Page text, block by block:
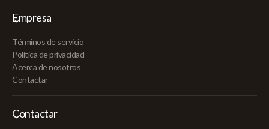
Empresa
Términos de servicio
Política de privacidad
Acerca de nosotros
Contactar
Contactar